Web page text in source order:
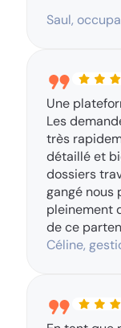
Saul,
Une
Les
très
détaillé et
dossiers
gangé nous
pleinement
de ce
Céline,